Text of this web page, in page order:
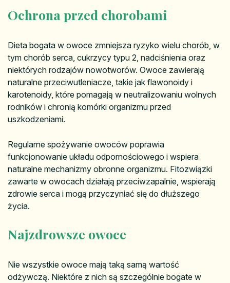
Ochrona przed chorobami
Dieta bogata w owoce zmniejsza ryzyko wielu chorób, w
tym chorób serca, cukrzycy typu 2, nadciśnienia oraz
niektórych rodzajów nowotworów. Owoce zawierają
naturalne przeciwutleniacze, takie jak flawonoidy i
karotenoidy, które pomagają w neutralizowaniu wolnych
rodników i chronią komórki organizmu przed
uszkodzeniami.
Regularne spożywanie owoców poprawia
funkcjonowanie układu odpornościowego i wspiera
naturalne mechanizmy obronne organizmu. Fitozwiązki
zawarte w owocach działają przeciwzapalnie, wspierają
zdrowie serca i mogą przyczyniać się do dłuższego
życia.
Najzdrowsze owoce
Nie wszystkie owoce mają taką samą wartość
odżywczą. Niektóre z nich są szczególnie bogate w